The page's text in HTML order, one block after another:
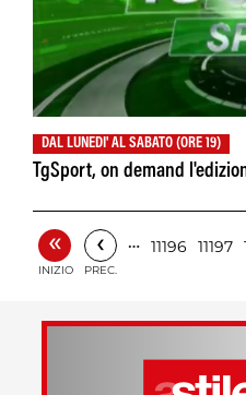
DAL LUNEDI' AL SABATO (ORE 19)
TgSport, on demand
«
INIZIO
‹
PREC.
… 11196 11197